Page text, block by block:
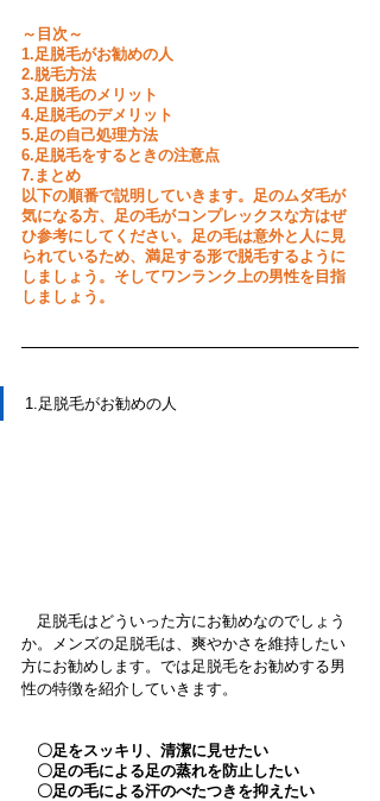
～目次～
1.足脱毛がお勧めの人
2.脱毛方法
3.足脱毛のメリット
4.足脱毛のデメリット
5.足の自己処理方法
6.足脱毛をするときの注意点
7.まとめ
以下の順番で説明していきます。足のムダ毛が
気になる方、足の毛がコンプレックスな方はぜ
ひ参考にしてください。足の毛は意外と人に見
られているため、満足する形で脱毛するように
しましょう。そしてワンランク上の男性を目指
しましょう。
1.足脱毛がお勧めの人
足脱毛はどういった方にお勧めなのでしょう
か。メンズの足脱毛は、爽やかさを維持したい
方にお勧めします。では足脱毛をお勧めする男
性の特徴を紹介していきます。
〇足をスッキリ、清潔に見せたい
〇足の毛による足の蒸れを防止したい
〇足の毛による汗のべたつきを抑えたい